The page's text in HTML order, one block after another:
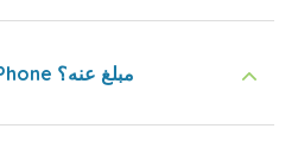
كيف أعرف إذا كان هاتفي iPhone مبلغ عنه؟